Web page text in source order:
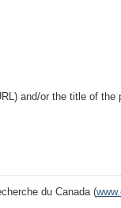
and/or the title of
du Canada (